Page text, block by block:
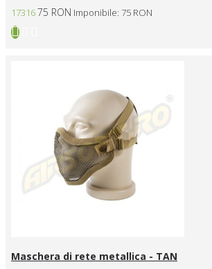
1731675 RON Imponibile: 75 RON
Maschera di rete metallica - TAN